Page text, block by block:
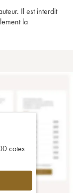
Il est interdit
la
cotes